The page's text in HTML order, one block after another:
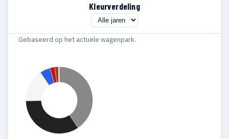
Kleurverdeling
Gebaseerd op het actuele wagenpark.